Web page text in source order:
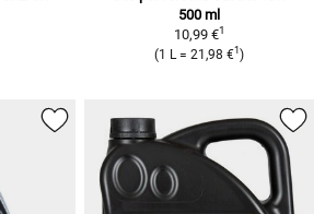
500 ml
10,99 €1
(1 L = 21,98 €1 )